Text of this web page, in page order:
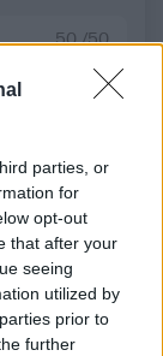
parties, or
for
opt-out
that after your
seeing
utilized by
prior to
further
50 /50
2000 /2000
ισχύουν